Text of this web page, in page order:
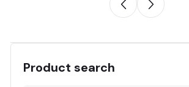
Product search